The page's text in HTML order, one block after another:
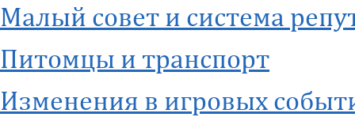
Малый совет и система
Питомцы и транспорт
Изменения в игровых